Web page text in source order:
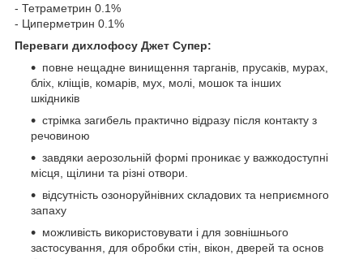
- Тетраметрин 0.1%
- Циперметрин 0.1%
Переваги дихлофосу Джет Супер:
повне нещадне винищення тарганів, прусаків, мурах,
бліх, кліщів, комарів, мух, молі, мошок та інших
шкідників
стрімка загибель практично відразу після контакту з
речовиною
завдяки аерозольній формі проникає у важкодоступні
місця, щілини та різні отвори.
відсутність озоноруйнівних складових та неприємного
запаху
можливість використовувати і для зовнішнього
застосування, для обробки стін, вікон, дверей та основ